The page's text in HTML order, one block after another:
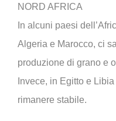
NORD AFRICA
In alcuni paesi
Algeria e Marocco, ci
produzione di grano e
Invece, in Egitto e
rimanere stabile.